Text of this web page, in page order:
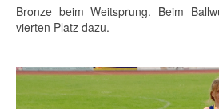
Bronze beim Weitsprung. Beim
vierten Platz dazu.